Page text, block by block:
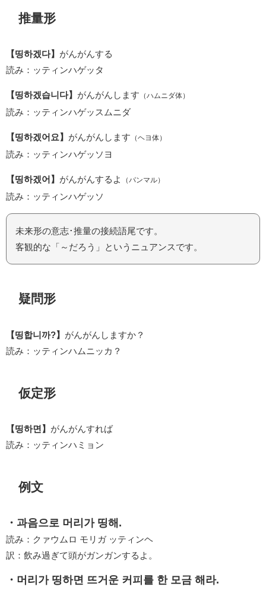
推量形
【띵하겠다】 がんがんする
読み：ッティンハゲッタ
【띵하겠습니다】 がんがんします （ハムニダ体）
読み：ッティンハゲッスムニダ
【띵하겠어요】 がんがんします （ヘヨ体）
読み：ッティンハゲッソヨ
【띵하겠어】 がんがんするよ （パンマル）
読み：ッティンハゲッソ
未来形の意志･推量の接続語尾です。
客観的な「～だろう」というニュアンスです。
疑問形
【띵합니까?】 がんがんしますか？
読み：ッティンハムニッカ？
仮定形
【띵하면】 がんがんすれば
読み：ッティンハミョン
例文
・과음으로 머리가 띵해.
読み：クァウムロ モリガ ッティンヘ
訳：飲み過ぎて頭がガンガンするよ。
・머리가 띵하면 뜨거운 커피를 한 모금 해라.